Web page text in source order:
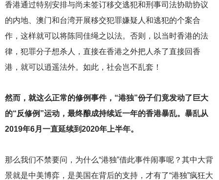
香港通过特别安排与尚未签订移交逃犯和刑事司法协助协议
的内地、澳门和台湾开展移交犯罪嫌疑人和逃犯的个案合
作，这样就可以将陈同佳绳之以法。否则，以当时香港的法
律，犯罪分子想杀人，直接在香港之外把人杀了直接回香
港，就可以逍遥法外。如此，社会岂不乱套！
然而，就这么正常的修例事件，“港独”份子们竟发动了巨大
的“反修例”运动，最终酿成持续近一年的香港暴乱。暴乱从
2019年6月一直延续到2020年上半年。
那么我们不禁要问，为什么“港独”借此事件闹事呢？其中大背
景就是中美博弈，是美国在背后的支持，才有了“港独”疯狂大